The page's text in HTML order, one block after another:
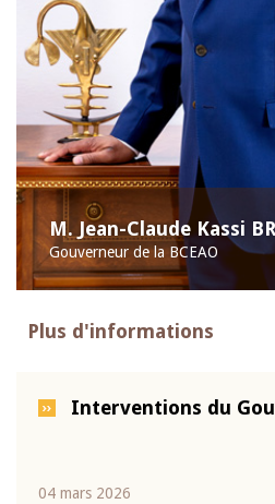
M. Jean-Claude Kassi
Gouverneur de la BCEAO
Plus d'informations
Interventions du
04 mars 2026